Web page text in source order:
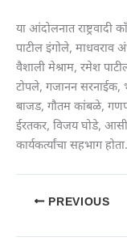
या आंदोलनात राष्ट्रवादी
पाटील इंगोले, माधवराव
वैशाली मेश्राम, रमेश
टोपले, गजानन सरनाईक,
बाजड, गौतम कांबळे,
ईरतकर, विजय घोडे,
कार्यकर्त्यांचा सहभाग होता.
PREVIOUS